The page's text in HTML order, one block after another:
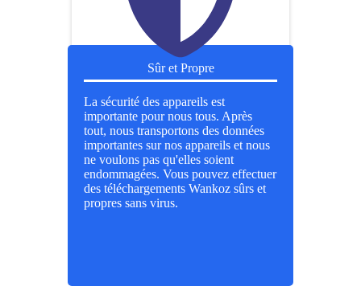
Sûr et Propre
La sécurité des appareils est
importante pour nous tous. Après
tout, nous transportons des données
importantes sur nos appareils et nous
ne voulons pas qu'elles soient
endommagées. Vous pouvez effectuer
des téléchargements Wankoz sûrs et
propres sans virus.